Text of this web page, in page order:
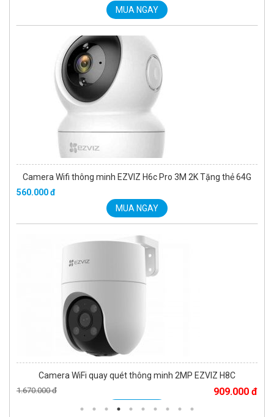
MUA NGAY
Camera Wifi thông minh EZVIZ H6c Pro 3M 2K Tặng thẻ 64G
560.000 đ
MUA NGAY
Camera WiFi quay quét thông minh 2MP EZVIZ H8C
1.670.000 đ 909.000 đ
MUA NGAY